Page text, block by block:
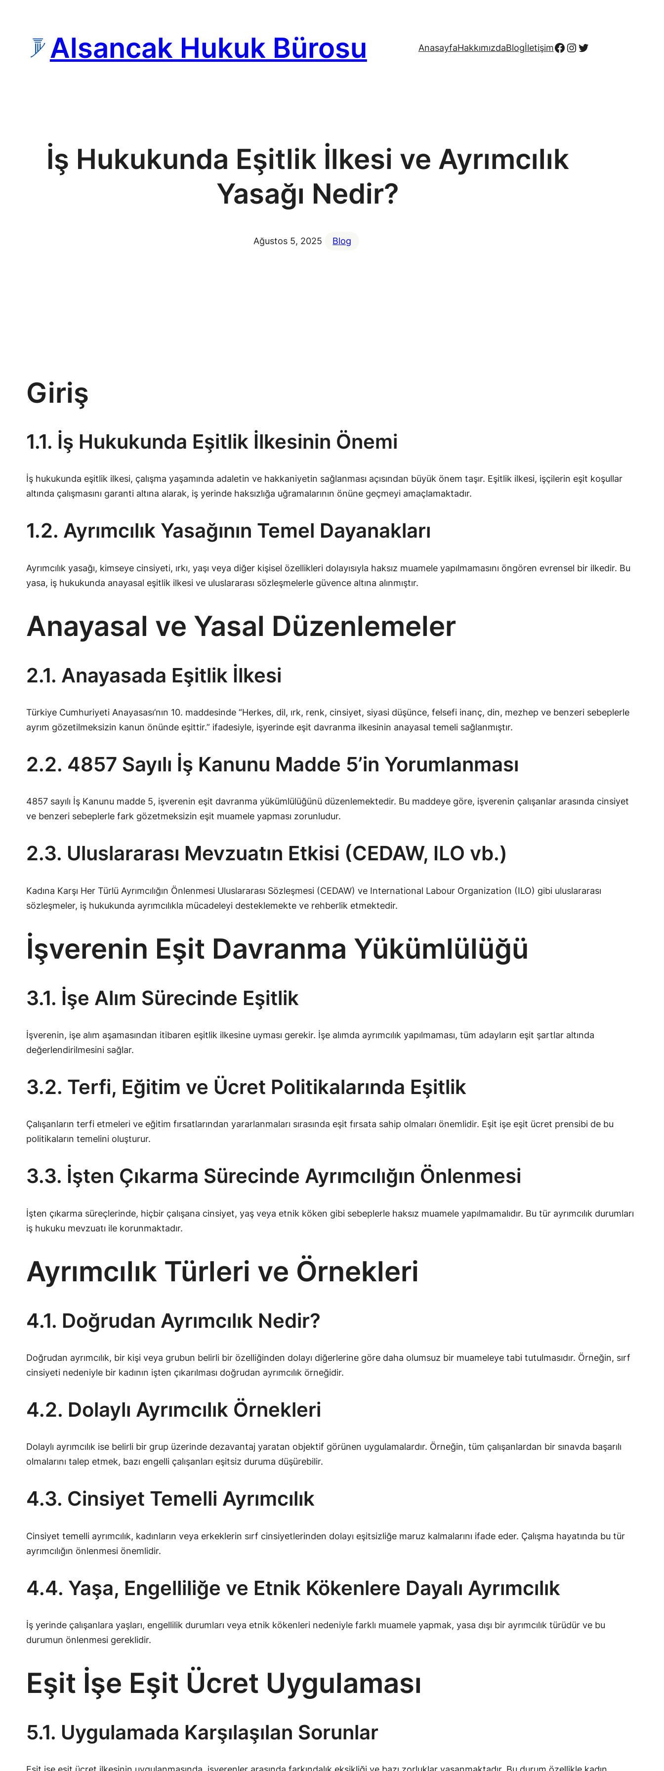
Alsancak Hukuk Bürosu AnasayfaHakkımızdaBlogİletişimFacebook
Instagram
Twitter
İş Hukukunda Eşitlik İlkesi ve Ayrımcılık
Yasağı Nedir?
Ağustos 5, 2025 Blog
Giriş
1.1. İş Hukukunda Eşitlik İlkesinin Önemi
İş hukukunda eşitlik ilkesi, çalışma yaşamında adaletin ve hakkaniyetin sağlanması açısından büyük önem taşır. Eşitlik ilkesi, işçilerin eşit koşullar
altında çalışmasını garanti altına alarak, iş yerinde haksızlığa uğramalarının önüne geçmeyi amaçlamaktadır.
1.2. Ayrımcılık Yasağının Temel Dayanakları
Ayrımcılık yasağı, kimseye cinsiyeti, ırkı, yaşı veya diğer kişisel özellikleri dolayısıyla haksız muamele yapılmamasını öngören evrensel bir ilkedir. Bu
yasa, iş hukukunda anayasal eşitlik ilkesi ve uluslararası sözleşmelerle güvence altına alınmıştır.
Anayasal ve Yasal Düzenlemeler
2.1. Anayasada Eşitlik İlkesi
Türkiye Cumhuriyeti Anayasası’nın 10. maddesinde “Herkes, dil, ırk, renk, cinsiyet, siyasi düşünce, felsefi inanç, din, mezhep ve benzeri sebeplerle
ayrım gözetilmeksizin kanun önünde eşittir.” ifadesiyle, işyerinde eşit davranma ilkesinin anayasal temeli sağlanmıştır.
2.2. 4857 Sayılı İş Kanunu Madde 5’in Yorumlanması
4857 sayılı İş Kanunu madde 5, işverenin eşit davranma yükümlülüğünü düzenlemektedir. Bu maddeye göre, işverenin çalışanlar arasında cinsiyet
ve benzeri sebeplerle fark gözetmeksizin eşit muamele yapması zorunludur.
2.3. Uluslararası Mevzuatın Etkisi (CEDAW, ILO vb.)
Kadına Karşı Her Türlü Ayrımcılığın Önlenmesi Uluslararası Sözleşmesi (CEDAW) ve International Labour Organization (ILO) gibi uluslararası
sözleşmeler, iş hukukunda ayrımcılıkla mücadeleyi desteklemekte ve rehberlik etmektedir.
İşverenin Eşit Davranma Yükümlülüğü
3.1. İşe Alım Sürecinde Eşitlik
İşverenin, işe alım aşamasından itibaren eşitlik ilkesine uyması gerekir. İşe alımda ayrımcılık yapılmaması, tüm adayların eşit şartlar altında
değerlendirilmesini sağlar.
3.2. Terfi, Eğitim ve Ücret Politikalarında Eşitlik
Çalışanların terfi etmeleri ve eğitim fırsatlarından yararlanmaları sırasında eşit fırsata sahip olmaları önemlidir. Eşit işe eşit ücret prensibi de bu
politikaların temelini oluşturur.
3.3. İşten Çıkarma Sürecinde Ayrımcılığın Önlenmesi
İşten çıkarma süreçlerinde, hiçbir çalışana cinsiyet, yaş veya etnik köken gibi sebeplerle haksız muamele yapılmamalıdır. Bu tür ayrımcılık durumları
iş hukuku mevzuatı ile korunmaktadır.
Ayrımcılık Türleri ve Örnekleri
4.1. Doğrudan Ayrımcılık Nedir?
Doğrudan ayrımcılık, bir kişi veya grubun belirli bir özelliğinden dolayı diğerlerine göre daha olumsuz bir muameleye tabi tutulmasıdır. Örneğin, sırf
cinsiyeti nedeniyle bir kadının işten çıkarılması doğrudan ayrımcılık örneğidir.
4.2. Dolaylı Ayrımcılık Örnekleri
Dolaylı ayrımcılık ise belirli bir grup üzerinde dezavantaj yaratan objektif görünen uygulamalardır. Örneğin, tüm çalışanlardan bir sınavda başarılı
olmalarını talep etmek, bazı engelli çalışanları eşitsiz duruma düşürebilir.
4.3. Cinsiyet Temelli Ayrımcılık
Cinsiyet temelli ayrımcılık, kadınların veya erkeklerin sırf cinsiyetlerinden dolayı eşitsizliğe maruz kalmalarını ifade eder. Çalışma hayatında bu tür
ayrımcılığın önlenmesi önemlidir.
4.4. Yaşa, Engelliliğe ve Etnik Kökenlere Dayalı Ayrımcılık
İş yerinde çalışanlara yaşları, engellilik durumları veya etnik kökenleri nedeniyle farklı muamele yapmak, yasa dışı bir ayrımcılık türüdür ve bu
durumun önlenmesi gereklidir.
Eşit İşe Eşit Ücret Uygulaması
5.1. Uygulamada Karşılaşılan Sorunlar